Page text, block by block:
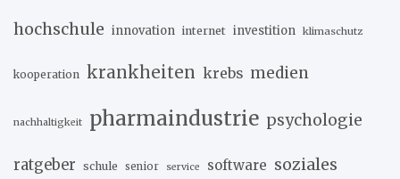
hochschule innovation internet investition klimaschutz
kooperation krankheiten krebs medien
nachhaltigkeit pharmaindustrie psychologie
ratgeber schule senior service software soziales